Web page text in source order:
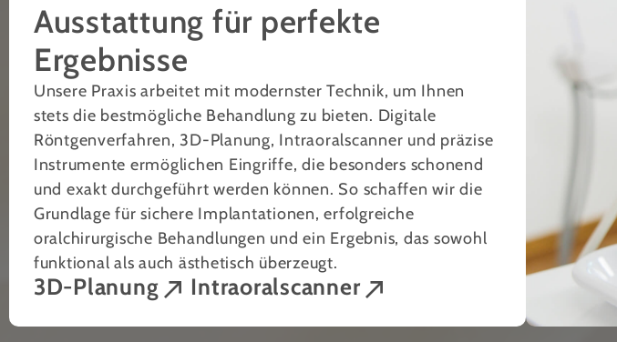
Ausstattung für perfekte
Ergebnisse
Unsere Praxis arbeitet mit modernster Technik, um Ihnen
stets die bestmögliche Behandlung zu bieten. Digitale
Röntgenverfahren, 3D-Planung, Intraoralscanner und präzise
Instrumente ermöglichen Eingriffe, die besonders schonend
und exakt durchgeführt werden können. So schaffen wir die
Grundlage für sichere Implantationen, erfolgreiche
oralchirurgische Behandlungen und ein Ergebnis, das sowohl
funktional als auch ästhetisch überzeugt.
3D-Planung Intraoralscanner